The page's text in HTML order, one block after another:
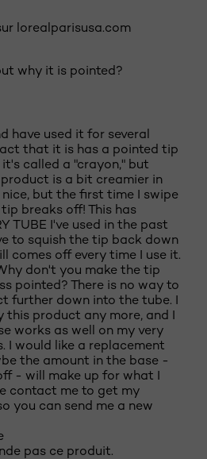
lorealparisusa.com
why it is pointed?
have used it for several
that it is has a pointed tip
it's called a "crayon," but
is a bit creamier in
but the first time I swipe
breaks off! This has
TUBE I've used in the past
to squish the tip back down
comes off every time I use it.
don't you make the tip
pointed? There is no way to
further down into the tube. I
this product any more, and I
works as well on my very
I would like a replacement
the amount in the base -
- will make up for what I
contact me to get my
you can send me a new
pas ce produit.